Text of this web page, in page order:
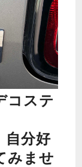
コステ
自分好
みませ